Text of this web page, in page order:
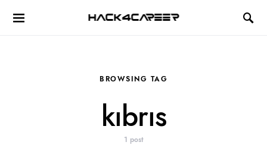
Hack4Career
BROWSING TAG
kıbrıs
1 post